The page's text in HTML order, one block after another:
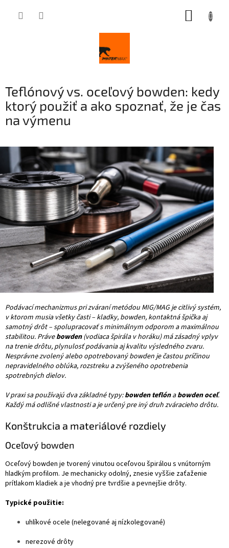
Teflónový vs. oceľový bowden: kedy
ktorý použiť a ako spoznať, že je čas
na výmenu
Podávací mechanizmus pri zváraní metódou MIG/MAG je citlivý systém,
v ktorom musia všetky časti – kladky, bowden, kontaktná špička aj
samotný drôt – spolupracovať s minimálnym odporom a maximálnou
stabilitou. Právebowden(vodiaca špirála v horáku) má zásadný vplyv
na trenie drôtu, plynulosť podávania aj kvalitu výsledného zvaru.
Nesprávne zvolený alebo opotrebovaný bowden je častou príčinou
nepravidelného oblúka, rozstreku a zvýšeného opotrebenia
spotrebných dielov.
V praxi sa používajú dva základné typy:bowden teflónabowden oceľ.
Každý má odlišné vlastnosti a je určený pre iný druh zváracieho drôtu.
Konštrukcia a materiálové rozdiely
Oceľový bowden
Oceľový bowden je tvorený vinutou oceľovou špirálou s vnútorným
hladkým profilom. Je mechanicky odolný, znesie vyššie zaťaženie
prítlakom kladiek a je vhodný pre tvrdšie a pevnejšie drôty.
Typické použitie:
uhlíkové ocele (nelegované aj nízkolegované)
nerezové drôty